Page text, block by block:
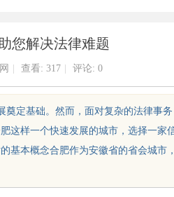
您解决法律难题
查看: 317 评论: 0
定基础。然而，面对复杂的法律事
这样一个快速发展的城市，选择一家
基本概念合肥作为安徽省的省会城市